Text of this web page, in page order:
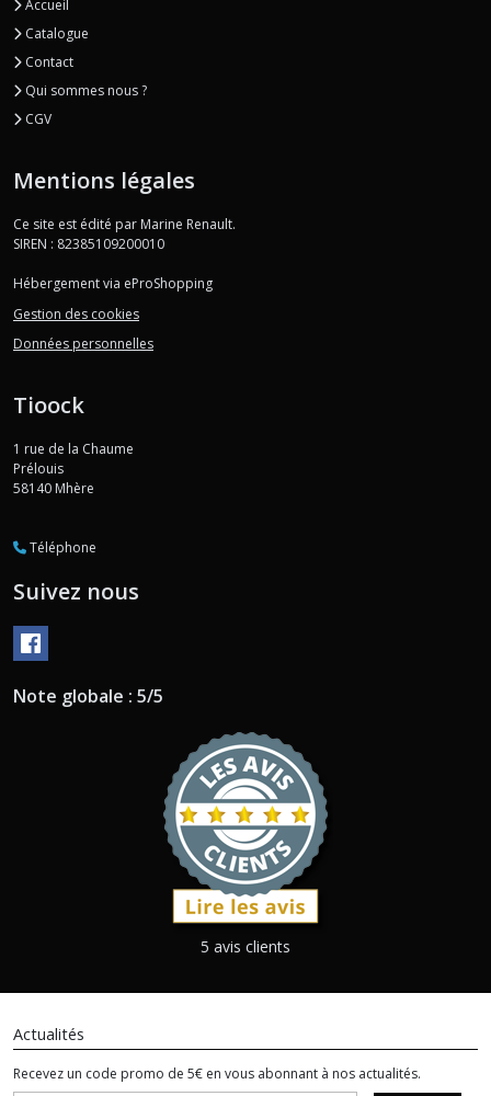
Accueil
Catalogue
Contact
Qui sommes nous ?
CGV
Mentions légales
Ce site est édité par Marine Renault.
SIREN : 82385109200010
Hébergement via eProShopping
Gestion des cookies
Données personnelles
Tioock
1 rue de la Chaume
Prélouis
58140 Mhère
Téléphone
Suivez nous
Note globale : 5/5
5 avis clients
Actualités
Recevez un code promo de 5€ en vous abonnant à nos actualités.